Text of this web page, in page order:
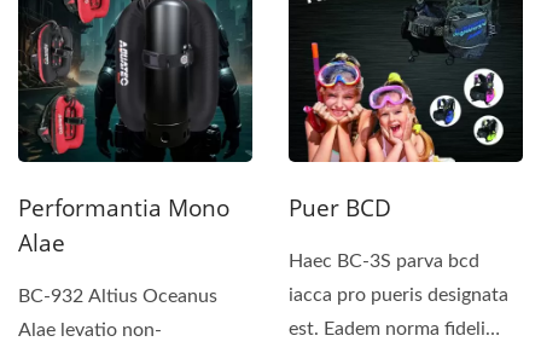
Performantia Mono
Alae
BC-932 Altius Oceanus
Alae levatio non-
Puer BCD
Haec BC-3S parva bcd
iacca pro pueris designata
est. Eadem norma fideli